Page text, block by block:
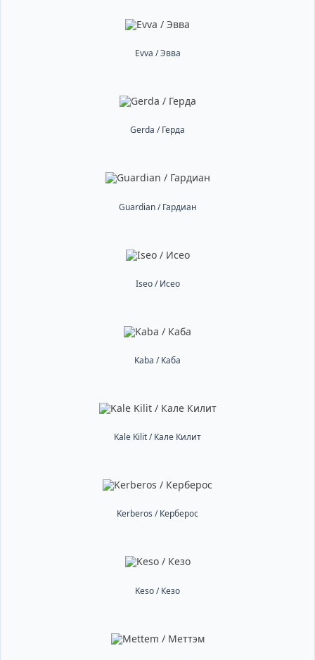
Evva / Эвва
Gerda / Герда
Guardian / Гардиан
Iseo / Исео
Kaba / Каба
Kale Kilit / Кале Килит
Kerberos / Керберос
Keso / Кезо